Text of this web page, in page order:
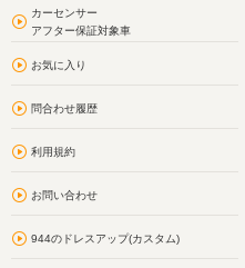
カーセンサー
アフター保証対象車
お気に入り
問合わせ履歴
利用規約
お問い合わせ
944のドレスアップ(カスタム)